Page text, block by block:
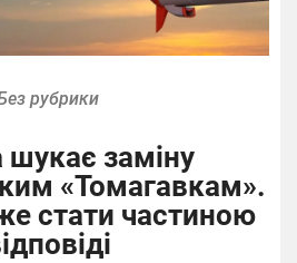
рубрики
шукає заміну
«Томагавкам».
стати частиною